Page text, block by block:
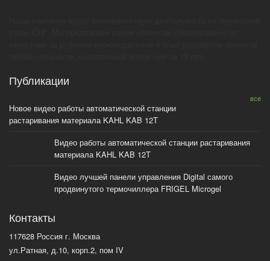
Публикации
все
Новое видео работы автоматической станции
растаривания материала KAHL KAB 12T
Видео работы автоматической станции растаривания
материала KAHL KAB 12T
Видео лучшей панели управления Digital самого
продвинутого термочиллера FRIGEL Microgel
Контакты
117628 Россия г. Москва
ул.Ратная, д.10, корп.2, пом IV